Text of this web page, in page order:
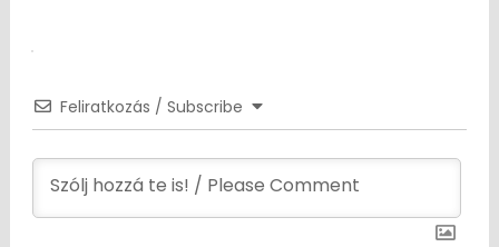
Feliratkozás / Subscribe